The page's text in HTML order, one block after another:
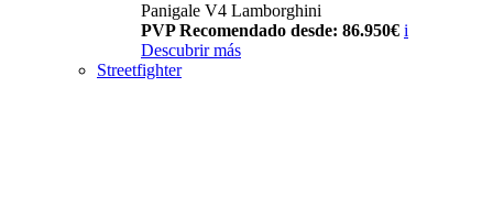
Panigale V4 Lamborghini
PVP Recomendado desde: 86.950€ i
Descubrir más
Streetfighter